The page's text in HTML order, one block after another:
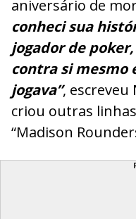
aniversário de
conheci sua
jogador de
contra si mesmo
jogava”, escreveu
criou outras
“Madison